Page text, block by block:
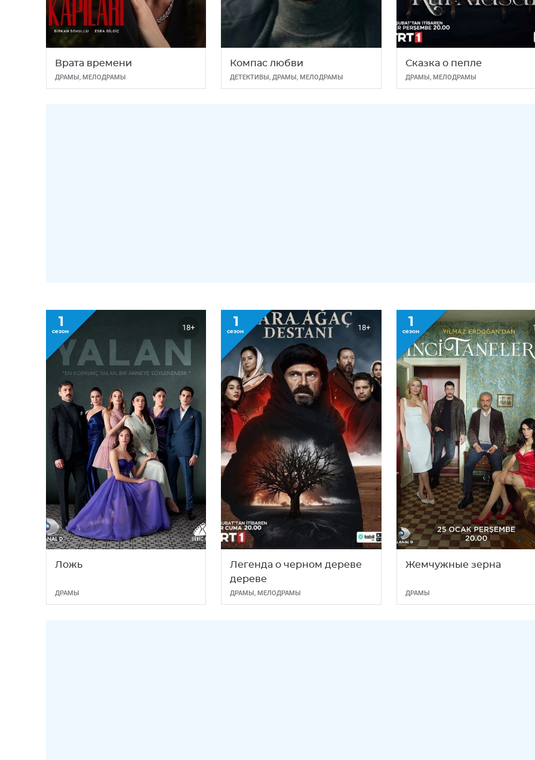
Врата времени
ДРАМЫ , МЕЛОДРАМЫ
Компас любви
ДЕТЕКТИВЫ,ДРАМЫ, МЕЛОДРАМЫ
Сказка о пепле
ДРАМЫ , МЕЛОДРАМЫ
1
сезон 18+
Ложь
ДРАМЫ
1
сезон 18+
Легенда о черном дереве
дереве
ДРАМЫ,МЕЛОДРАМЫ
1
сезон
Жемчужные зерна
ДРАМЫ